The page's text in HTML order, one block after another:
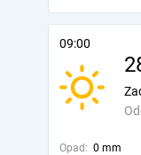
09:00
Opad: 0 mm